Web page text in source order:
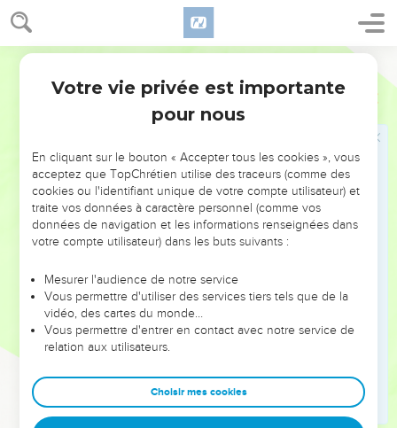
Nombres 19
19 Et il lavera ses vêtements
. Ces mots se rapportent non à
l'homme pur qui a fait l'aspersion (verset 21), mais à celui qui
a été souillé par le contact d'un mort.
L'ordonnance se termine par deux cas de souillure médiate.
Purification de l'homme pur qui a fait l'aspersion ou de tout
homme qui a seulement touché l'eau de purification.
Purification de celui qui a été indirectement souillé par le
contact d'une personne ayant touché un mort.
Cette ordonnance nous présente le cas absolument unique
d'une souillure due au contact du moyen de purification. Il
semble que l'eau destinée à enlever la souillure de la mort,
par cette destination seule participe déjà à cette souillure
elle-même. Rien n'était plus propre que toute cette loi à
inspirer au peuple le sentiment profond de ce qu'il y a de
grave dans le fait de la mort et par conséquent dans celui du
Votre vie privée est importante
pour nous
En cliquant sur le bouton « Accepter tous les cookies », vous
acceptez que TopChrétien utilise des traceurs (comme des
cookies ou l'identifiant unique de votre compte utilisateur) et
traite vos données à caractère personnel (comme vos
données de navigation et les informations renseignées dans
votre compte utilisateur) dans les buts suivants :
Mesurer l'audience de notre service
Vous permettre d'utiliser des services tiers tels que de la
vidéo, des cartes du monde…
Vous permettre d'entrer en contact avec notre service de
relation aux utilisateurs.
Choisir mes cookies